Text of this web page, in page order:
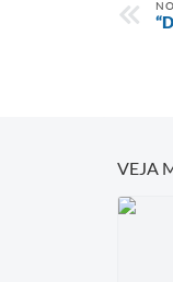
VEJA